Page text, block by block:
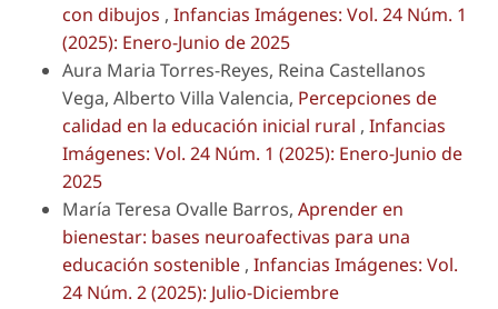
con dibujos , Infancias Imágenes: Vol. 24 Núm. 1
(2025): Enero-Junio de 2025
Aura Maria Torres-Reyes, Reina Castellanos
Vega, Alberto Villa Valencia, Percepciones de
calidad en la educación inicial rural , Infancias
Imágenes: Vol. 24 Núm. 1 (2025): Enero-Junio de
2025
María Teresa Ovalle Barros, Aprender en
bienestar: bases neuroafectivas para una
educación sostenible , Infancias Imágenes: Vol.
24 Núm. 2 (2025): Julio-Diciembre